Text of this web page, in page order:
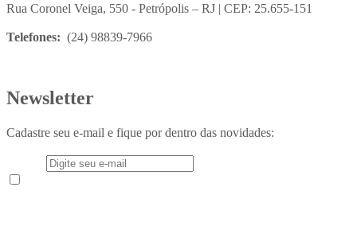
Rua Coronel Veiga, 550 - Petrópolis – RJ | CEP: 25.655-151
Telefones: (24) 98839-7966
Newsletter
Cadastre seu e-mail e fique por dentro das novidades: